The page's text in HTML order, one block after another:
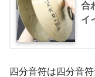
合
イ
四分音符は四分音